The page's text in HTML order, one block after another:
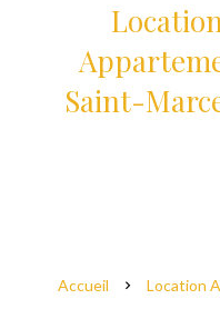
Saint-
Accueil Location